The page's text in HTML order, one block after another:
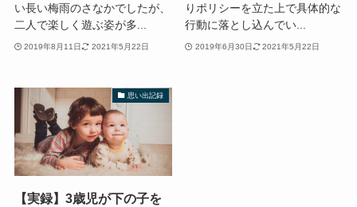
い長い梅雨のさなかでしたが、
二人で楽しく遊ぶ姿が多...
2019年8月11日 2021年5月22日
りポリシーを立た上で具体的な
行動に落とし込んでい...
2019年6月30日 2021年5月22日
思い出記録
【実録】3歳児が下の子を